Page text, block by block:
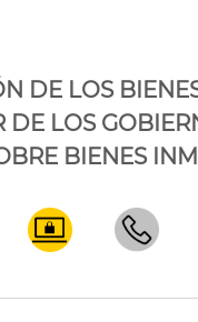
DE LOS
DE LOS
BIENES